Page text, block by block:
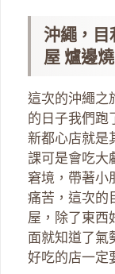
沖繩，目
屋 爐邊燒
這次的沖繩之
的日子我們跑
新都心店就是
課可是會吃大
窘境，帶著小
痛苦，這次的
屋，除了東西
面就知道了氣
好吃的店一定